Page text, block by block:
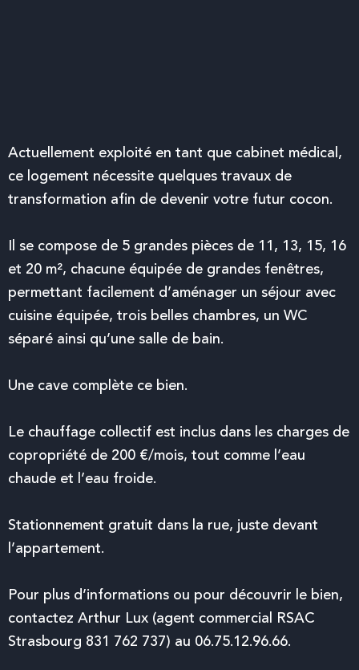
Actuellement exploité en tant que cabinet médical,
ce logement nécessite quelques travaux de
transformation afin de devenir votre futur cocon.
Il se compose de 5 grandes pièces de 11, 13, 15, 16
et 20 m², chacune équipée de grandes fenêtres,
permettant facilement d’aménager un séjour avec
cuisine équipée, trois belles chambres, un WC
séparé ainsi qu’une salle de bain.
Une cave complète ce bien.
Le chauffage collectif est inclus dans les charges de
copropriété de 200 €/mois, tout comme l’eau
chaude et l’eau froide.
Stationnement gratuit dans la rue, juste devant
l’appartement.
Pour plus d’informations ou pour découvrir le bien,
contactez Arthur Lux (agent commercial RSAC
Strasbourg 831 762 737) au 06.75.12.96.66.